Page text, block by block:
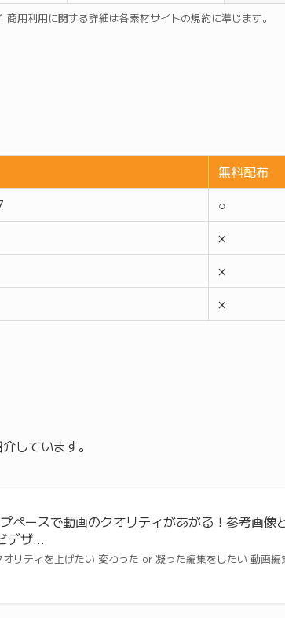
用利用に関する詳細は各素材サイトの規約に準じます。
無料配布
○
×
×
×
しています。
プペースで動画のクオリティがあがる！参考画像
デザ…
リティを上げたい 変わった or 凝った編集をしたい 動画編